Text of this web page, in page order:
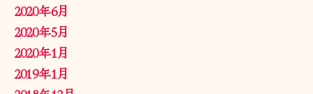
2020年6月
2020年5月
2020年1月
2019年1月